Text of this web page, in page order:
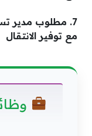
7. مطلوب مدير
مع توفير الانتقال